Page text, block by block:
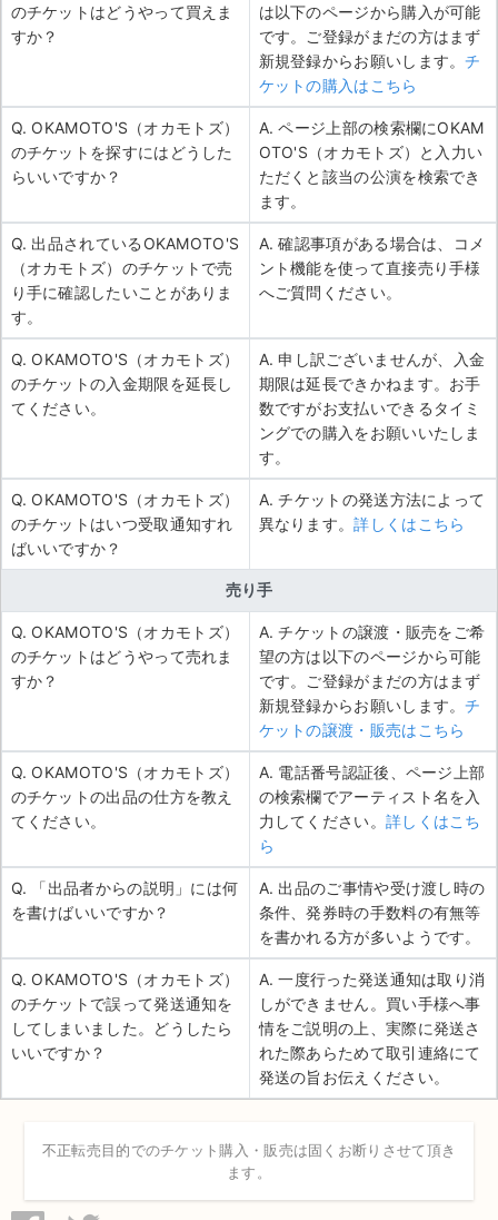
のチケットはどうやって買えま
すか？
は以下のページから購入が可能
です。ご登録がまだの方はまず
新規登録からお願いします。チ
ケットの購入はこちら
Q. OKAMOTO'S（オカモトズ）
のチケットを探すにはどうした
らいいですか？
A. ページ上部の検索欄にOKAM
OTO'S（オカモトズ）と入力い
ただくと該当の公演を検索でき
ます。
Q. 出品されているOKAMOTO'S
（オカモトズ）のチケットで売
り手に確認したいことがありま
す。
A. 確認事項がある場合は、コメ
ント機能を使って直接売り手様
へご質問ください。
Q. OKAMOTO'S（オカモトズ）
のチケットの入金期限を延長し
てください。
A. 申し訳ございませんが、入金
期限は延長できかねます。お手
数ですがお支払いできるタイミ
ングでの購入をお願いいたしま
す。
Q. OKAMOTO'S（オカモトズ）
のチケットはいつ受取通知すれ
ばいいですか？
A. チケットの発送方法によって
異なります。詳しくはこちら
売り手
Q. OKAMOTO'S（オカモトズ）
のチケットはどうやって売れま
すか？
A. チケットの譲渡・販売をご希
望の方は以下のページから可能
です。ご登録がまだの方はまず
新規登録からお願いします。チ
ケットの譲渡・販売はこちら
Q. OKAMOTO'S（オカモトズ）
のチケットの出品の仕方を教え
てください。
A. 電話番号認証後、ページ上部
の検索欄でアーティスト名を入
力してください。 詳しくはこち
ら
Q. 「出品者からの説明」には何
を書けばいいですか？
A. 出品のご事情や受け渡し時の
条件、発券時の手数料の有無等
を書かれる方が多いようです。
Q. OKAMOTO'S（オカモトズ）
のチケットで誤って発送通知を
してしまいました。どうしたら
いいですか？
A. 一度行った発送通知は取り消
しができません。買い手様へ事
情をご説明の上、実際に発送さ
れた際あらためて取引連絡にて
発送の旨お伝えください。
不正転売目的でのチケット購入・販売は固くお断りさせて頂き
ます。